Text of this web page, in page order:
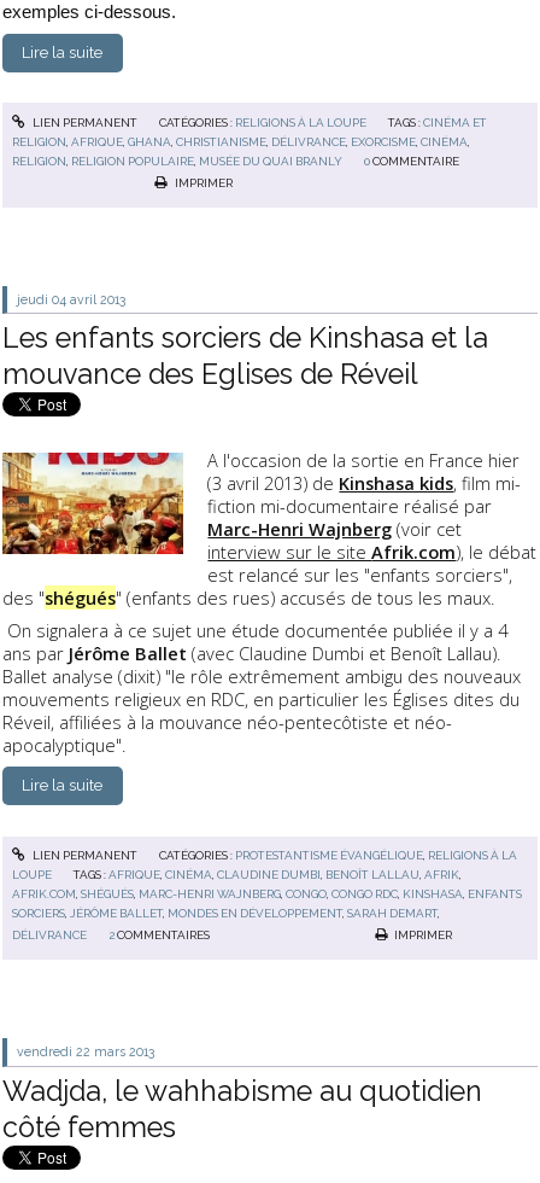
exemples ci-dessous.
Lire la suite
LIEN PERMANENT CATÉGORIES : RELIGIONS À LA LOUPE TAGS :CINÉMA ET
RELIGION ,AFRIQUE ,GHANA ,CHRISTIANISME DÉLIVRANCE EXORCISME ,CINÉMA
RELIGION RELIGION POPULAIRE MUSÉE DU QUAI BRANLY 0 COMMENTAIRE
IMPRIMER
jeudi 04 avril 2013
Les enfants sorciers de Kinshasa et la
mouvance des Eglises de Réveil
A l'occasion de la sortie en France hier
(3 avril 2013) de Kinshasa kids, film mi-
fiction mi-documentaire réalisé par
Marc-Henri Wajnberg (voir cet
interview sur le siteAfrik.com), le débat
est relancé sur les "enfants sorciers",
des "shégués" (enfants des rues) accusés de tous les maux.
On signalera à ce sujet une étude documentée publiée il y a 4
ans par Jérôme Ballet (avec Claudine Dumbi et Benoît Lallau).
Ballet analyse (dixit) "le rôle extrêmement ambigu des nouveaux
mouvements religieux en RDC, en particulier les Églises dites du
Réveil, affiliées à la mouvance néo-pentecôtiste et néo-
apocalyptique".
Lire la suite
LIEN PERMANENT CATÉGORIES : PROTESTANTISME ÉVANGÉLIQUE, RELIGIONS À LA
LOUPE
TAGS :AFRIQUE ,CINÉMA ,CLAUDINE DUMBI BENOÎT LALLAU ,AFRIK
AFRIK.COM ,SHÉGUÉS MARC-HENRI WAJNBERG ,CONGO ,CONGO RDC KINSHASA ENFANTS
SORCIERS
JÉRÔME BALLET, MONDES EN DÉVELOPPEMENT,SARAH DEMART,
DÉLIVRANCE
2 COMMENTAIRES IMPRIMER
vendredi 22 mars 2013
Wadjda, le wahhabisme au quotidien
côté femmes